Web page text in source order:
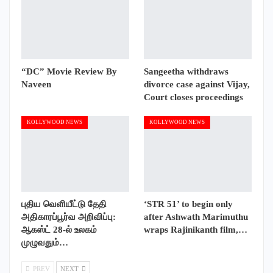
“DC” Movie Review By
Naveen
Sangeetha withdraws
divorce case against Vijay,
Court closes proceedings
KOLLYWOOD NEWS
புதிய வெளியீட்டு தேதி
அதிகாரப்பூர்வ அறிவிப்பு:
ஆகஸ்ட் 28-ல் உலகம்
முழுவதும்…
KOLLYWOOD NEWS
‘STR 51’ to begin only
after Ashwath Marimuthu
wraps Rajinikanth film,…
PREV NEXT